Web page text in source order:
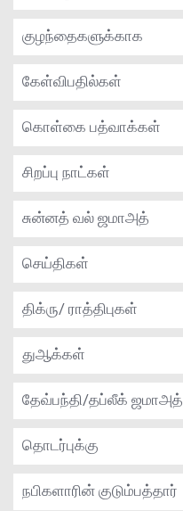
குழந்தைகளுக்காக
கேள்விபதில்கள்
கொள்கை பத்வாக்கள்
சிறப்பு நாட்கள்
சுன்னத் வல் ஜமாஅத்
செய்திகள்
திக்ரு/ ராத்திபுகள்
துஆக்கள்
தேவ்பந்தி/தப்லீக் ஜமாஅத்
தொடர்புக்கு
நபிகளாரின் குடும்பத்தார்